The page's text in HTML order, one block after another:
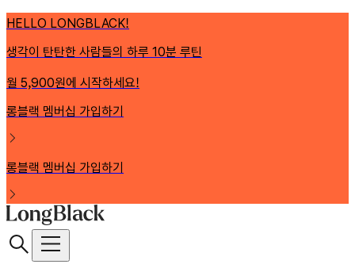
HELLO LONGBLACK!
생각이 탄탄한 사람들의 하루 10분 루틴
월 5,900원에 시작하세요!
롱블랙 멤버십 가입하기
롱블랙 멤버십 가입하기